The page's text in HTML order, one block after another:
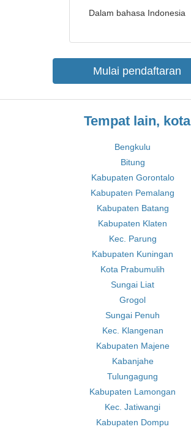
Dalam bahasa Indonesia
Mulai pendaftaran
Tempat lain, kota
Bengkulu
Bitung
Kabupaten Gorontalo
Kabupaten Pemalang
Kabupaten Batang
Kabupaten Klaten
Kec. Parung
Kabupaten Kuningan
Kota Prabumulih
Sungai Liat
Grogol
Sungai Penuh
Kec. Klangenan
Kabupaten Majene
Kabanjahe
Tulungagung
Kabupaten Lamongan
Kec. Jatiwangi
Kabupaten Dompu